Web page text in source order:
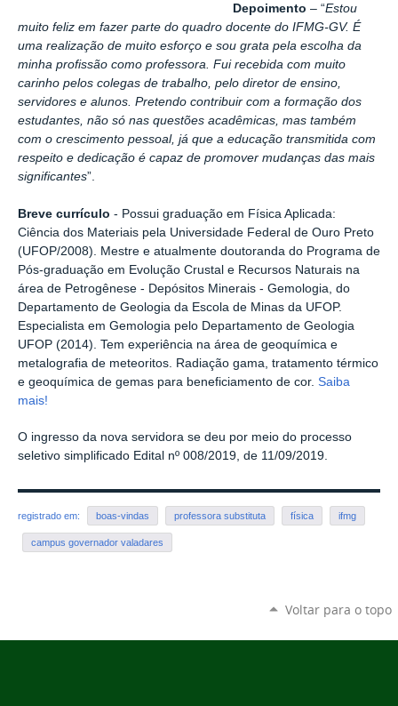
Depoimento – “Estou
muito feliz em fazer parte do quadro docente do IFMG-GV. É
uma realização de muito esforço e sou grata pela escolha da
minha profissão como professora. Fui recebida com muito
carinho pelos colegas de trabalho, pelo diretor de ensino,
servidores e alunos. Pretendo contribuir com a formação dos
estudantes, não só nas questões acadêmicas, mas também
com o crescimento pessoal, já que a educação transmitida com
respeito e dedicação é capaz de promover mudanças das mais
significantes”.
Breve currículo - Possui graduação em Física Aplicada:
Ciência dos Materiais pela Universidade Federal de Ouro Preto
(UFOP/2008). Mestre e atualmente doutoranda do Programa de
Pós-graduação em Evolução Crustal e Recursos Naturais na
área de Petrogênese - Depósitos Minerais - Gemologia, do
Departamento de Geologia da Escola de Minas da UFOP.
Especialista em Gemologia pelo Departamento de Geologia
UFOP (2014). Tem experiência na área de geoquímica e
metalografia de meteoritos. Radiação gama, tratamento térmico
e geoquímica de gemas para beneficiamento de cor. Saiba
mais!
O ingresso da nova servidora se deu por meio do processo
seletivo simplificado Edital nº 008/2019, de 11/09/2019.
registrado em: boas-vindas professora substituta física ifmg
campus governador valadares
Voltar para o topo